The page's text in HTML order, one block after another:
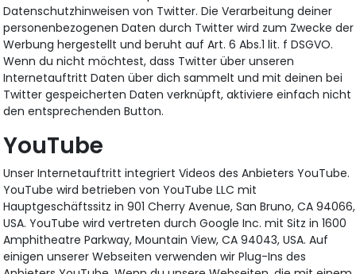
Datenschutzhinweisen von Twitter. Die Verarbeitung deiner
personenbezogenen Daten durch Twitter wird zum Zwecke der
Werbung hergestellt und beruht auf Art. 6 Abs.1 lit. f DSGVO.
Wenn du nicht möchtest, dass Twitter über unseren
Internetauftritt Daten über dich sammelt und mit deinen bei
Twitter gespeicherten Daten verknüpft, aktiviere einfach nicht
den entsprechenden Button.
YouTube
Unser Internetauftritt integriert Videos des Anbieters YouTube.
YouTube wird betrieben von YouTube LLC mit
Hauptgeschäftssitz in 901 Cherry Avenue, San Bruno, CA 94066,
USA. YouTube wird vertreten durch Google Inc. mit Sitz in 1600
Amphitheatre Parkway, Mountain View, CA 94043, USA. Auf
einigen unserer Webseiten verwenden wir Plug-Ins des